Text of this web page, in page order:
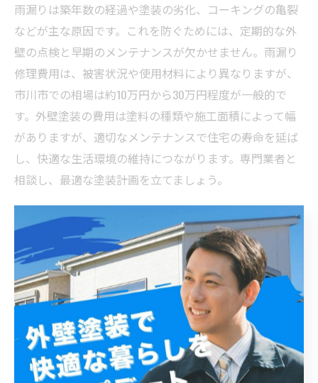
雨漏りは築年数の経過や塗装の劣化、コーキングの亀裂
などが主な原因です。これを防ぐためには、定期的な外
壁の点検と早期のメンテナンスが欠かせません。雨漏り
修理費用は、被害状況や使用材料により異なりますが、
市川市での相場は約10万円から30万円程度が一般的で
す。外壁塗装の費用は塗料の種類や施工面積によって幅
がありますが、適切なメンテナンスで住宅の寿命を延ば
し、快適な生活環境の維持につながります。専門業者と
相談し、最適な塗装計画を立てましょう。
市川市の外壁塗装と雨漏り修理にかかる費用の目安と
は？
市川市での外壁塗装と雨漏り修理の費用は、住宅の規模
や劣化状況、使用する塗料の種類などによって異なりま
す。一般的に、外壁塗装の費用相場は約80万円から150万
円程度ですが、耐久性や防水性能を高める高品質な塗料